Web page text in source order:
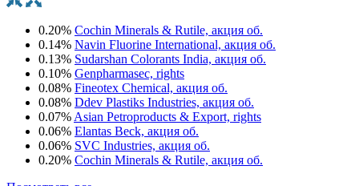
0.20% Cochin Minerals & Rutile, акция об.
0.14% Navin Fluorine International, акция об.
0.13% Sudarshan Colorants India, акция об.
0.10% Genpharmasec, rights
0.08% Fineotex Chemical, акция об.
0.08% Ddev Plastiks Industries, акция об.
0.07% Asian Petroproducts & Export, rights
0.06% Elantas Beck, акция об.
0.06% SVC Industries, акция об.
0.20% Cochin Minerals & Rutile, акция об.